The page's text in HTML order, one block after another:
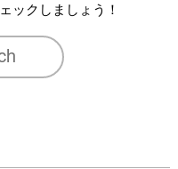
ックしましょう！